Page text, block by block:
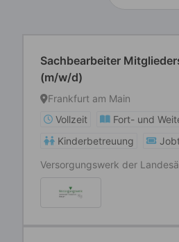
Sachbearbeiter
(m/w/d)
Frankfurt am Main
Vollzeit
Fort- und
Kinderbetreuung
Versorgungswerk der